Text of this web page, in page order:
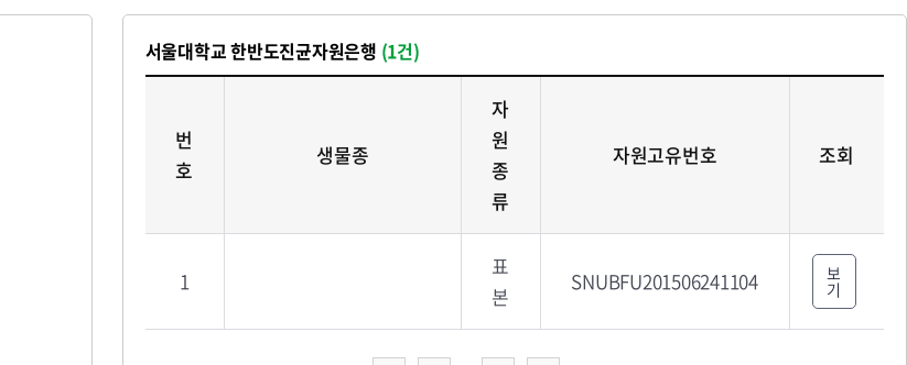
서울대학교 한반도진균자원은행 (1건)
번
호
생물종
자
원
종
류
자원고유번호 조회
1
표
본
SNUBFU201506241104 보
기